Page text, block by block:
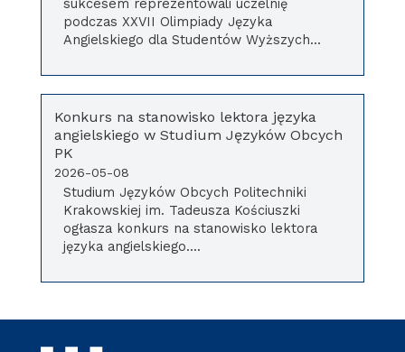
sukcesem reprezentowali uczelnię
podczas XXVII Olimpiady Języka
Angielskiego dla Studentów Wyższych...
Konkurs na stanowisko lektora języka
angielskiego w Studium Języków Obcych
PK
2026-05-08
Studium Języków Obcych Politechniki
Krakowskiej im. Tadeusza Kościuszki
ogłasza konkurs na stanowisko lektora
języka angielskiego....